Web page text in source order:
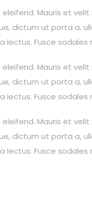
Mauris et velit
dictum ut porta a,
lectus. Fusce
Mauris et velit
dictum ut porta a,
lectus. Fusce
Mauris et velit
dictum ut porta a,
lectus. Fusce